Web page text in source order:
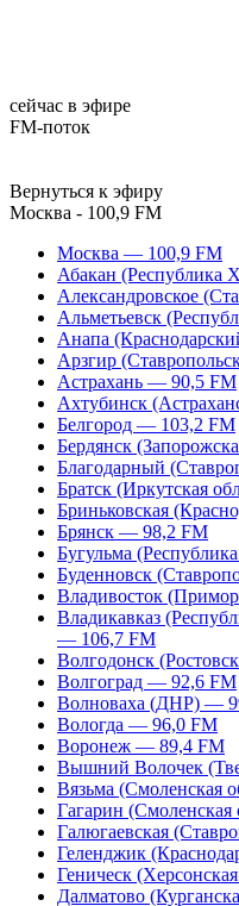
сейчас в эфире
FM-поток
Вернуться к эфиру
Москва - 100,9 FM
Москва — 100,9 FM
Абакан (Республика
Александровское
Альметьевск
Анапа
Арзгир
Астрахань — 90,5 FM
Ахтубинск
Белгород — 103,2 FM
Бердянск
Благодарный
Братск (Иркутская
Бриньковская
Брянск — 98,2 FM
Бугульма
Буденновск
Владивосток
Владикавказ
— 106,7 FM
Волгодонск
Волгоград — 92,6 FM
Волноваха (ДНР) —
Вологда — 96,0 FM
Воронеж — 89,4 FM
Вышний Волочек
Вязьма (Смоленская
Гагарин
Галюгаевская
Геленджик
Геническ
Далматово